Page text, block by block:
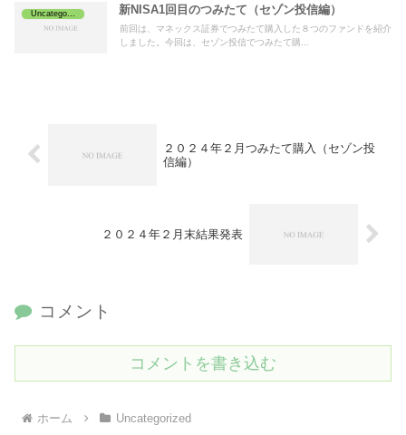
Uncategorized 新NISA1回目のつみたて（セゾン投信編）
前回は、マネックス証券でつみたて購入した８つのファンドを紹介
しました。今回は、セゾン投信でつみたて購...
２０２４年２月つみたて購入（セゾン投
信編）
２０２４年２月末結果発表
コメント
コメントを書き込む
ホーム Uncategorized